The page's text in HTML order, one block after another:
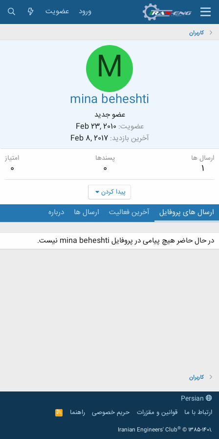
ورود عضویت
کاربران
M
mina beheshti
عضو جدید
عضویت Feb 23, 2010
آخرین بازدید Feb 8, 2017
ارسال ها
1
پسندها
0
امتیاز
0
پیدا کردن
ارسال های پروفایل آخرین فعالیت ارسال ها درباره
در حال حاضر هیچ پیامی در پروفایل mina beheshti نیست.
کاربران
ارتباط با ما
قوانین و مقرّرات حریم خصوصی راهنما
R
S
Iranian Engineers' Club® © 1385-1401.